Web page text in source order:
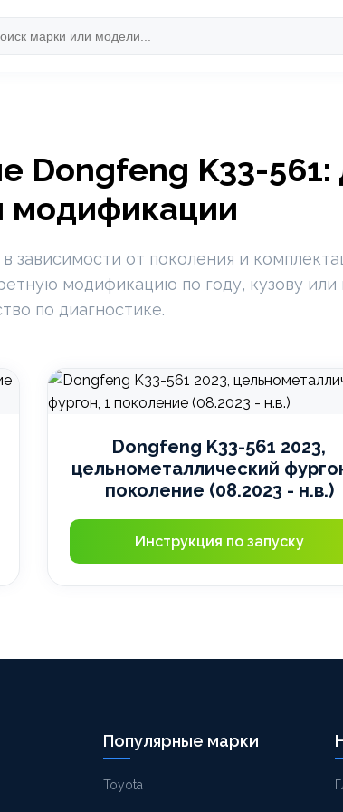
Dongfeng K33-561:
модификации
зависимости от поколения и
модификацию по году, кузову или
по диагностике.
Dongfeng K33-561 2023,
цельнометаллический
поколение (08.2023 - н.в.)
Инструкция по запуску
Популярные марки
Toyota